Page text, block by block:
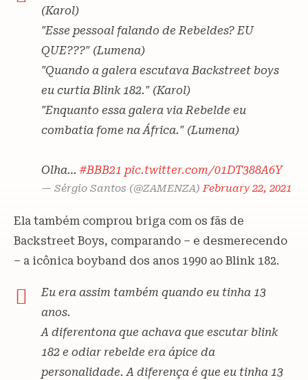
(Karol)
"Esse pessoal falando de Rebeldes? EU
QUE???" (Lumena)
"Quando a galera escutava Backstreet boys
eu curtia Blink 182." (Karol)
"Enquanto essa galera via Rebelde eu
combatia fome na África." (Lumena)
Olha… #BBB21 pic.twitter.com/01DT388A6Y
— Sérgio Santos (@ZAMENZA)February 22, 2021
Ela também comprou briga com os fãs de
Backstreet Boys, comparando – e desmerecendo
– a icônica boyband dos anos 1990 ao Blink 182.
Eu era assim também quando eu tinha 13
anos.
A diferentona que achava que escutar blink
182 e odiar rebelde era ápice da
personalidade. A diferença é que eu tinha 13